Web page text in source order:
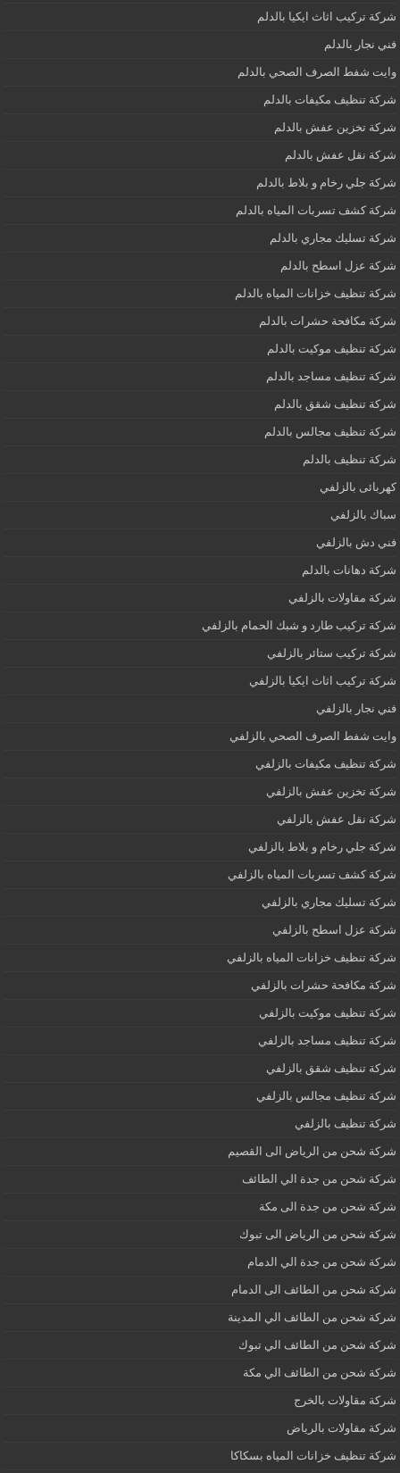
شركة تركيب اثاث ايكيا بالدلم
فني نجار بالدلم
وايت شفط الصرف الصحي بالدلم
شركة تنظيف مكيفات بالدلم
شركة تخزين عفش بالدلم
شركة نقل عفش بالدلم
شركة جلي رخام و بلاط بالدلم
شركة كشف تسربات المياه بالدلم
شركة تسليك مجاري بالدلم
شركة عزل اسطح بالدلم
شركة تنظيف خزانات المياه بالدلم
شركة مكافحة حشرات بالدلم
شركة تنظيف موكيت بالدلم
شركة تنظيف مساجد بالدلم
شركة تنظيف شقق بالدلم
شركة تنظيف مجالس بالدلم
شركة تنظيف بالدلم
كهربائى بالزلفي
سباك بالزلفي
فني دش بالزلفي
شركة دهانات بالدلم
شركة مقاولات بالزلفي
شركة تركيب طارد و شبك الحمام بالزلفي
شركة تركيب ستائر بالزلفي
شركة تركيب اثاث ايكيا بالزلفي
فني نجار بالزلفي
وايت شفط الصرف الصحي بالزلفي
شركة تنظيف مكيفات بالزلفي
شركة تخزين عفش بالزلفي
شركة نقل عفش بالزلفي
شركة جلي رخام و بلاط بالزلفي
شركة كشف تسربات المياه بالزلفي
شركة تسليك مجاري بالزلفي
شركة عزل اسطح بالزلفي
شركة تنظيف خزانات المياه بالزلفي
شركة مكافحة حشرات بالزلفي
شركة تنظيف موكيت بالزلفي
شركة تنظيف مساجد بالزلفي
شركة تنظيف شقق بالزلفي
شركة تنظيف مجالس بالزلفي
شركة تنظيف بالزلفي
شركة شحن من الرياض الى القصيم
شركة شحن من جدة الي الطائف
شركة شحن من جدة الى مكة
شركة شحن من الرياض الى تبوك
شركة شحن من جدة الي الدمام
شركة شحن من الطائف الى الدمام
شركة شحن من الطائف الي المدينة
شركة شحن من الطائف الي تبوك
شركة شحن من الطائف الي مكة
شركة مقاولات بالخرج
شركة مقاولات بالرياض
شركة تنظيف خزانات المياه بسكاكا